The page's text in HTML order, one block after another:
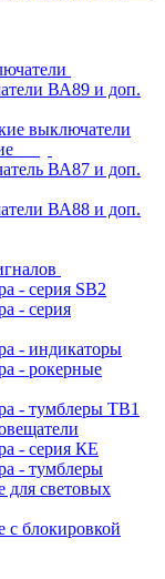
ВА89 и доп.
выключатели
ВА87 и доп.
ВА88 и доп.
- серия SB2
- серия
- индикаторы
- рокерные
- тумблеры ТВ1
- серия КЕ
- тумблеры
для световых
блокировкой